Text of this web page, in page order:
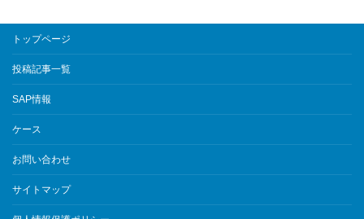
トップページ
投稿記事一覧
SAP情報
ケース
お問い合わせ
サイトマップ